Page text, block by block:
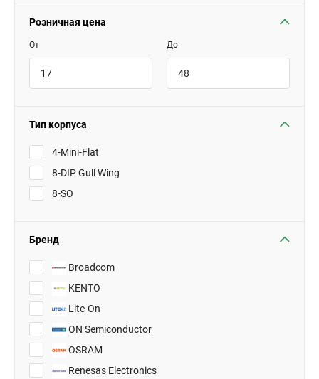
Розничная цена
От До
Тип корпуса
4-Mini-Flat
8-DIP Gull Wing
8-SO
Бренд
Broadcom
KENTO
Lite-On
ON Semiconductor
OSRAM
Renesas Electronics